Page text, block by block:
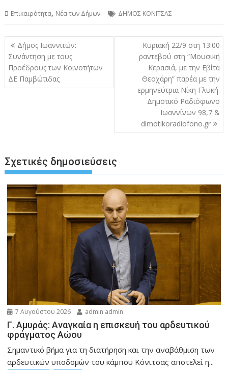
Επικαιρότητα, Νέα των Δήμων ΔΗΜΟΣ ΚΟΝΙΤΣΑΣ
Πλοήγηση
άρθρων
Δήμος Ιωαννιτών:
Συνάντηση με τους
Προέδρους των Κοινοτήτων
ΔΕ Παμβώτιδας
Κυριακή 22/9 στη 13:00
ραντεβού στη “Μουσική
Κερασιά, με την Εβίτα
Θεοχάρη” παρέα με την
ερμηνεύτρια Νίκη Γλυκή.
Δημοτικό Ραδιόφωνο
Ιωαννίνων 98,7 &
dimotikoradiofono.gr
Σχετικές δημοσιεύσεις
7 Αυγούστου 2026 admin admin
Γ. Αμυράς: Αναγκαία η επισκευή του αρδευτικού
φράγματος Αώου
Σημαντικό βήμα για τη διατήρηση και την αναβάθμιση των
αρδευτικών υποδομών του κάμπου Κόνιτσας αποτελεί η...